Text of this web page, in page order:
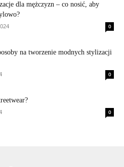
dla mężczyzn – co nosić, aby
0
na tworzenie modnych stylizacji
0
0